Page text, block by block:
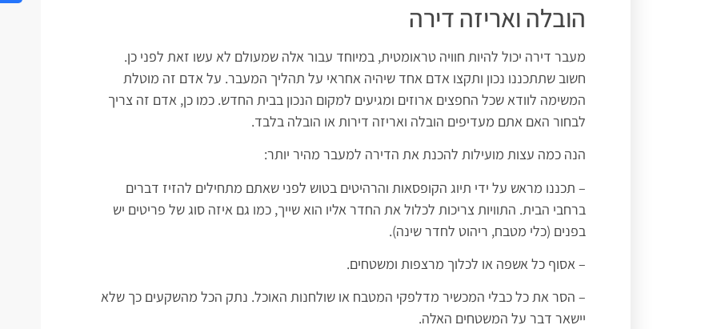
הובלה ואריזה דירה
מעבר דירה יכול להיות חוויה טראומטית, במיוחד עבור אלה שמעולם לא עשו זאת לפני כן.
חשוב שתתכננו נכון ותקצו אדם אחד שיהיה אחראי על תהליך המעבר. על אדם זה מוטלת
המשימה לוודא שכל החפצים ארוזים ומגיעים למקום הנכון בבית החדש. כמו כן, אדם זה צריך
לבחור האם אתם מעדיפים הובלה ואריזה דירות או הובלה בלבד.
הנה כמה עצות מועילות להכנת את הדירה למעבר מהיר יותר:
– תכננו מראש על ידי תיוג הקופסאות והרהיטים בטוש לפני שאתם מתחילים להזיז דברים
ברחבי הבית. התוויות צריכות לכלול את החדר אליו הוא שייך, כמו גם איזה סוג של פריטים יש
בפנים (כלי מטבח, ריהוט לחדר שינה).
– אסוף כל אשפה או לכלוך מרצפות ומשטחים.
– הסר את כל כבלי המכשיר מדלפקי המטבח או שולחנות האוכל. נתק הכל מהשקעים כך שלא
יישאר דבר על המשטחים האלה.